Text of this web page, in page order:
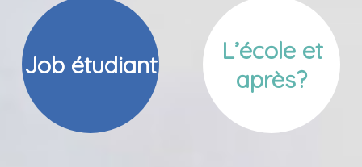
Job étudiant
L’école et
après?